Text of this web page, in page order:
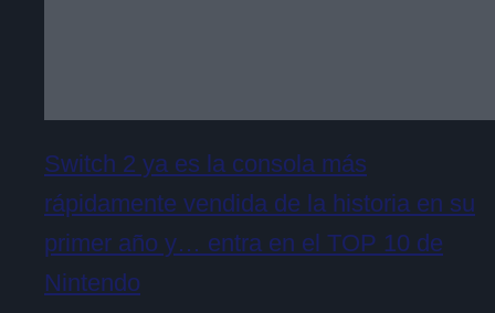
Switch 2 ya es la consola más
rápidamente vendida de la historia en su
primer año y… entra en el TOP 10 de
Nintendo